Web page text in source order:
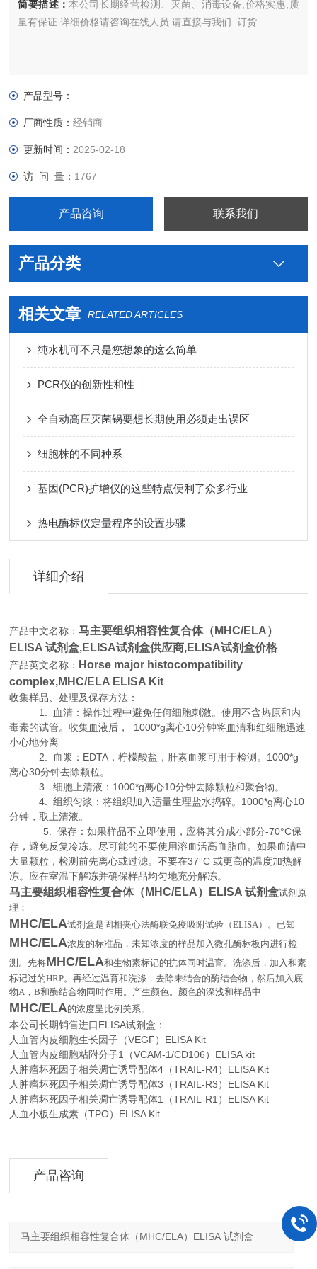
简要描述：本公司长期经营检测、灭菌、消毒设备,价格实惠,质
量有保证.详细价格请咨询在线人员.请直接与我们..订货
产品型号：
厂商性质：经销商
更新时间： 2025-02-18
访 问 量： 1767
产品咨询 联系我们
产品分类
相关文章 RELATED ARTICLES
纯水机可不只是您想象的这么简单
PCR仪的创新性和性
全自动高压灭菌锅要想长期使用必须走出误区
细胞株的不同种系
基因(PCR)扩增仪的这些特点便利了众多行业
热电酶标仪定量程序的设置步骤
详细介绍
产品中文名称：马主要组织相容性复合体（MHC/ELA）
ELISA 试剂盒,ELISA试剂盒供应商,ELISA试剂盒价格
产品英文名称： Horse major histocompatibility
complex,MHC/ELA ELISA Kit
收集样品、处理及保存方法：
1. 血清：操作过程中避免任何细胞刺激。使用不含热原和内
毒素的试管。收集血液后， 1000*g离心10分钟将血清和红细胞迅速
小心地分离
2. 血浆：EDTA，柠檬酸盐，肝素血浆可用于检测。1000*g
离心30分钟去除颗粒。
3. 细胞上清液：1000*g离心10分钟去除颗粒和聚合物。
4. 组织匀浆：将组织加入适量生理盐水捣碎。1000*g离心10
分钟，取上清液。
5. 保存：如果样品不立即使用，应将其分成小部分-70°C保
存，避免反复冷冻。尽可能的不要使用溶血活高血脂血。如果血清中
大量颗粒，检测前先离心或过滤。不要在37°C 或更高的温度加热解
冻。应在室温下解冻并确保样品均匀地充分解冻。
马主要组织相容性复合体（MHC/ELA）ELISA 试剂盒试剂原
理 ：
MHC/ELA试剂盒是固相夹心法酶联免疫吸附试验（ELISA）。已知
MHC/ELA浓度的标准品，未知浓度的样品加入微孔酶标板内进行检
测。先将MHC/ELA和生物素标记的抗体同时温育。洗涤后，加入和素
标记过的HRP。再经过温育和洗涤，去除未结合的酶结合物，然后加入底
物A ，B和酶结合物同时作用。产生颜色。颜色的深浅和样品中
MHC/ELA的浓度呈比例关系。
本公司长期销售进口ELISA试剂盒：
人血管内皮细胞生长因子（VEGF）ELISA Kit
人血管内皮细胞粘附分子1（VCAM-1/CD106）ELISA kit
人肿瘤坏死因子相关凋亡诱导配体4（TRAIL-R4）ELISA Kit
人肿瘤坏死因子相关凋亡诱导配体3（TRAIL-R3）ELISA Kit
人肿瘤坏死因子相关凋亡诱导配体1（TRAIL-R1）ELISA Kit
人血小板生成素（TPO）ELISA Kit
产品咨询